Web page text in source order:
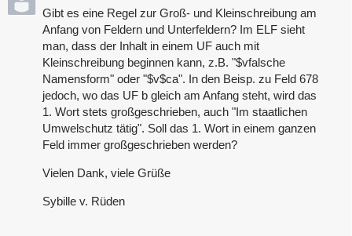
Gibt es eine Regel zur Groß- und Kleinschreibung am
Anfang von Feldern und Unterfeldern? Im ELF sieht
man, dass der Inhalt in einem UF auch mit
Kleinschreibung beginnen kann, z.B. "$vfalsche
Namensform" oder "$v$ca". In den Beisp. zu Feld 678
jedoch, wo das UF b gleich am Anfang steht, wird das
1. Wort stets großgeschrieben, auch "Im staatlichen
Umwelschutz tätig". Soll das 1. Wort in einem ganzen
Feld immer großgeschrieben werden?
Vielen Dank, viele Grüße
Sybille v. Rüden